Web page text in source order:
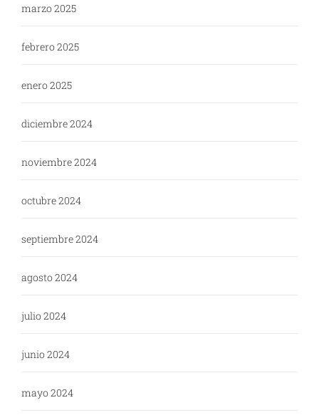
marzo 2025
febrero 2025
enero 2025
diciembre 2024
noviembre 2024
octubre 2024
septiembre 2024
agosto 2024
julio 2024
junio 2024
mayo 2024